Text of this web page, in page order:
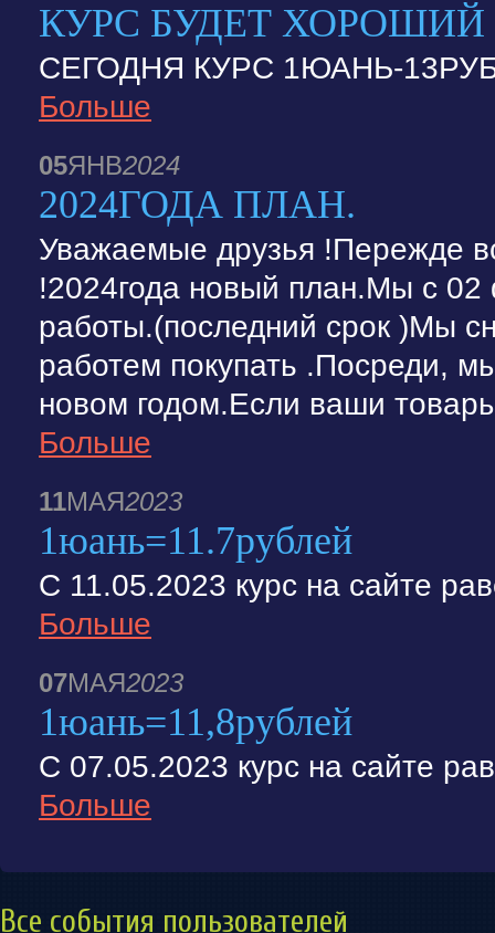
КУРС БУДЕТ ХОРОШИЙ
СЕГОДНЯ КУРС 1ЮАНЬ-
Больше
05ЯНВ2024
2024ГОДА ПЛАН.
Уважаемые друзья !Пережде
!2024года новый план.Мы с 02
работы.(последний срок )Мы
работем покупать .Посреди,
новом годом.Если ваши
Больше
11МАЯ2023
1юань=11.7рублей
С 11.05.2023 курс на сайте
Больше
07МАЯ2023
1юань=11,8рублей
С 07.05.2023 курс на сайте
Больше
Все события пользователей